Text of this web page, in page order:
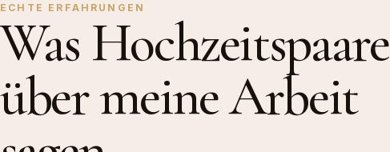
ECHTE ERFAHRUNGEN
Was Hochzeitspaare
über meine Arbeit